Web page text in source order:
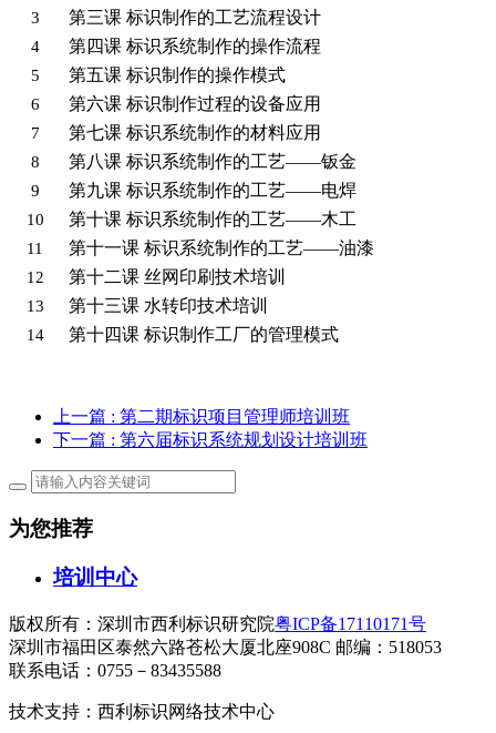
3 第三课 标识制作的工艺流程设计
4 第四课 标识系统制作的操作流程
5 第五课 标识制作的操作模式
6 第六课 标识制作过程的设备应用
7 第七课 标识系统制作的材料应用
8 第八课 标识系统制作的工艺——钣金
9 第九课 标识系统制作的工艺——电焊
10 第十课 标识系统制作的工艺——木工
11 第十一课 标识系统制作的工艺——油漆
12 第十二课 丝网印刷技术培训
13 第十三课 水转印技术培训
14 第十四课 标识制作工厂的管理模式
上一篇 : 第二期标识项目管理师培训班
下一篇 : 第六届标识系统规划设计培训班
为您推荐
培训中心
版权所有：深圳市西利标识研究院粤ICP备17110171号
深圳市福田区泰然六路苍松大厦北座908C 邮编：518053
联系电话：0755－83435588
技术支持：西利标识网络技术中心